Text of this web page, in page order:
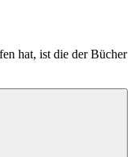
hat, ist die der Bücher